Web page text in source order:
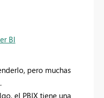
BI
pero muchas
el PBIX tiene una